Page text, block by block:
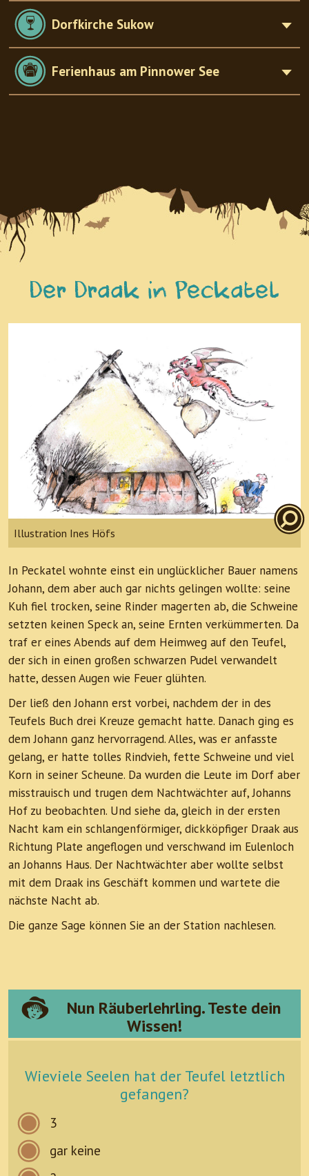
Dorfkirche Sukow
Ferienhaus am Pinnower See
Der Draak in Peckatel
Illustration Ines Höfs
In Peckatel wohnte einst ein unglücklicher Bauer namens
Johann, dem aber auch gar nichts gelingen wollte: seine
Kuh fiel trocken, seine Rinder magerten ab, die Schweine
setzten keinen Speck an, seine Ernten verkümmerten. Da
traf er eines Abends auf dem Heimweg auf den Teufel,
der sich in einen großen schwarzen Pudel verwandelt
hatte, dessen Augen wie Feuer glühten.
Der ließ den Johann erst vorbei, nachdem der in des
Teufels Buch drei Kreuze gemacht hatte. Danach ging es
dem Johann ganz hervorragend. Alles, was er anfasste
gelang, er hatte tolles Rindvieh, fette Schweine und viel
Korn in seiner Scheune. Da wurden die Leute im Dorf aber
misstrauisch und trugen dem Nachtwächter auf, Johanns
Hof zu beobachten. Und siehe da, gleich in der ersten
Nacht kam ein schlangenförmiger, dickköpfiger Draak aus
Richtung Plate angeflogen und verschwand im Eulenloch
an Johanns Haus. Der Nachtwächter aber wollte selbst
mit dem Draak ins Geschäft kommen und wartete die
nächste Nacht ab.
Die ganze Sage können Sie an der Station nachlesen.
Nun Räuberlehrling. Teste dein
Wissen!
Wieviele Seelen hat der Teufel letztlich
gefangen?
3
gar keine